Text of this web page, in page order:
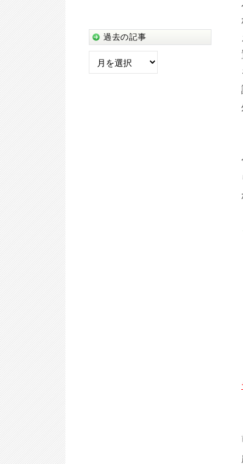
過去の記事
過